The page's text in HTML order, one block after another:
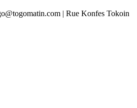
| Rue Konfes Tokoin